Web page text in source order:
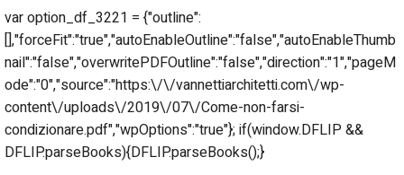
var option_df_3221 = {"outline":
[],"forceFit":"true","autoEnableOutline":"false","autoEnableThumb
nail":"false","overwritePDFOutline":"false","direction":"1","pageM
ode":"0","source":"https:\/\/vannettiarchitetti.com\/wp-
content\/uploads\/2019\/07\/Come-non-farsi-
condizionare.pdf","wpOptions":"true"}; if(window.DFLIP &&
DFLIP.parseBooks){DFLIP.parseBooks();}